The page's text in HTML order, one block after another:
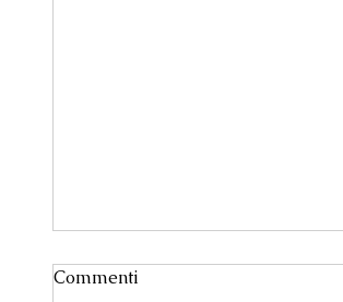
Commenti